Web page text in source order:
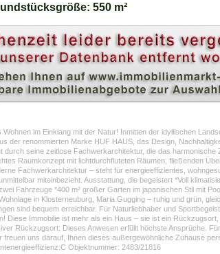
550 m²
im Einklang mit der Natur! Inmitten der idyllischen
der renommierten Marke HUF HAUS, das Design,
seine zeitlose Fachwerkarchitektur, die das harmonische
Raumkonzept mit lichtdurchfluteten Räumen, fließenden
Fachwerkarchitektur – steht für energieeffizientes,
miteinbezieht. Ausstattung, die begeistert *Voll
Fahrzeuge *400 m² großer Garten im japanischen Stil mit
in Klosterneuburg, Maria Gugging – ruhig und grün,
sind bequem erreichbar. Für Naturliebhaber und
Immobilie ist mehr als ein Haus – sie ist ein
Rückzugsort: Dieses Anwesen erfüllt höchste Ansprüche.
uns darauf, Ihnen dieses außergewöhnliche Zuhause
Objektnummer: 2483/21816